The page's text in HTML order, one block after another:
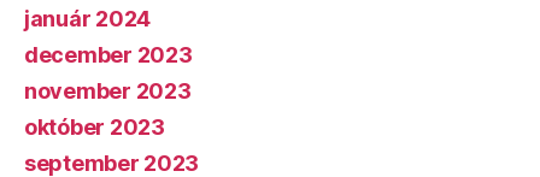
január 2024
december 2023
november 2023
október 2023
september 2023